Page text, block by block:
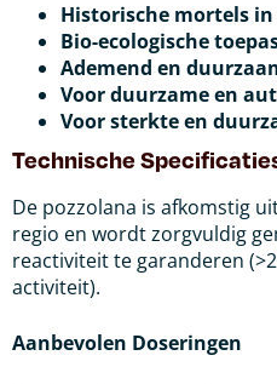
Historische mortels
Bio-ecologische
Ademend en
Voor duurzame en
Voor sterkte en
Technische
De pozzolana is afkomstig
regio en wordt zorgvuldig
reactiviteit te garanderen
activiteit).
Aanbevolen Doseringen